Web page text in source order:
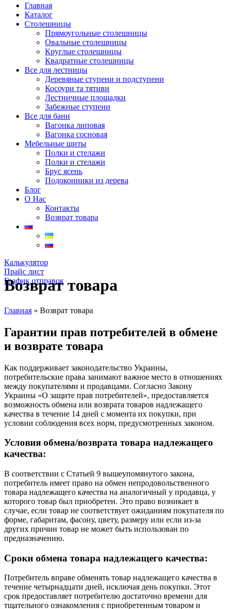
Главная
Каталог
Столешницы
Прямоугольные столешницы
Овальные столешницы
Круглые столешницы
Квадратные столешницы
Все для лестницы
Деревяные ступени и подступени
Косоури та тятиви
Лестничные площадки
Забежные ступени
Все для бани
Вагонка липовая
Вагонка сосновая
Мебельные щиты
Полки и стелажи
Полки и стелажи
Брус ясень
Подоконники из дерева
Блог
О Нас
Контакты
Возврат товара
Калькулятор
Прайс лист
График отправок
Возврат товара
Главная » Возврат товара
Гарантии прав потребителей в обмене
и возврате товара
Как поддерживает законодательство Украины,
потребительские права занимают важное место в отношениях
между покупателями и продавцами. Согласно Закону
Украины «О защите прав потребителей», предоставляется
возможность обмена или возврата товаров надлежащего
качества в течение 14 дней с момента их покупки, при
условии соблюдения всех норм, предусмотренных законом.
Условия обмена/возврата товара надлежащего
качества:
В соответствии с Статьей 9 вышеупомянутого закона,
потребитель имеет право на обмен непродовольственного
товара надлежащего качества на аналогичный у продавца, у
которого товар был приобретен. Это право возникает в
случае, если товар не соответствует ожиданиям покупателя по
форме, габаритам, фасону, цвету, размеру или если из-за
других причин товар не может быть использован по
предназначению.
Сроки обмена товара надлежащего качества:
Потребитель вправе обменять товар надлежащего качества в
течение четырнадцати дней, исключая день покупки. Этот
срок предоставляет потребителю достаточно времени для
тщательного ознакомления с приобретенным товаром и